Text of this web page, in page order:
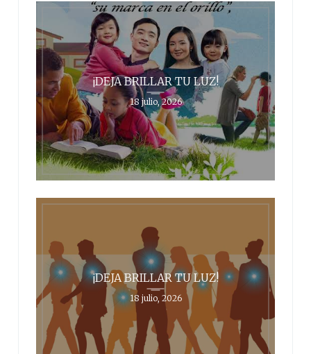
¡DEJA BRILLAR TU LUZ!
18 julio, 2026
¡DEJA BRILLAR TU LUZ!
18 julio, 2026